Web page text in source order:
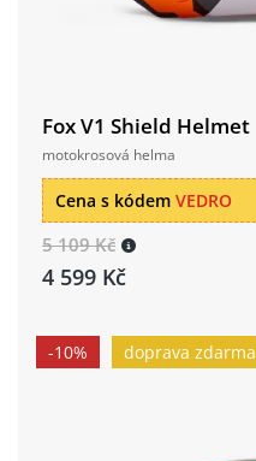
Fox V1 Shield Helmet
motokrosová helma
Cena s kódem VEDRO
5 109 Kč
4 599 Kč
-10% doprava zdarma